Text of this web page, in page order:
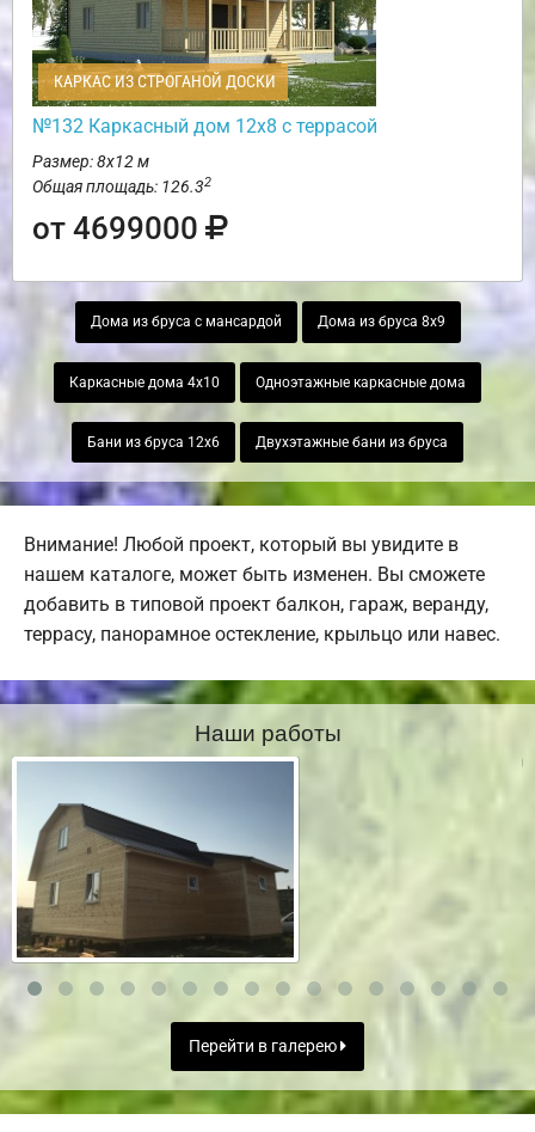
КАРКАС ИЗ СТРОГАНОЙ ДОСКИ
№132 Каркасный дом 12х8 с террасой
Размер: 8х12 м
Общая площадь: 126.32
от 4699000
Дома из бруса с мансардой Дома из бруса 8х9
Каркасные дома 4х10 Одноэтажные каркасные дома
Бани из бруса 12х6 Двухэтажные бани из бруса
Внимание! Любой проект, который вы увидите в
нашем каталоге, может быть изменен. Вы сможете
добавить в типовой проект балкон, гараж, веранду,
террасу, панорамное остекление, крыльцо или навес.
Наши работы
Перейти в галерею